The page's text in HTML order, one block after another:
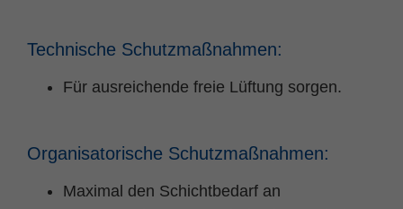
Technische Schutzmaßnahmen:
Für ausreichende freie Lüftung sorgen.
Organisatorische Schutzmaßnahmen:
Maximal den Schichtbedarf an